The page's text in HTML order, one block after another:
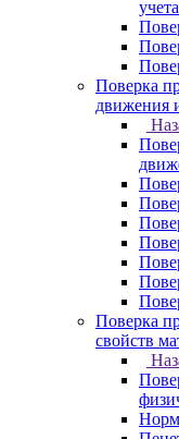
Поверка
движения
Поверка
свойств